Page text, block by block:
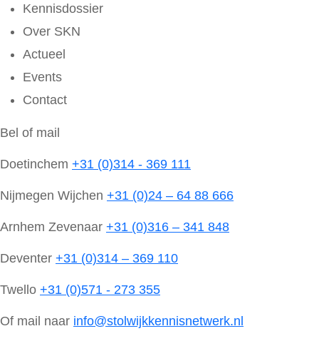
Kennisdossier
Over SKN
Actueel
Events
Contact
Bel of mail
Doetinchem +31 (0)314 - 369 111
Nijmegen Wijchen +31 (0)24 – 64 88 666
Arnhem Zevenaar +31 (0)316 – 341 848
Deventer +31 (0)314 – 369 110
Twello +31 (0)571 - 273 355
Of mail naar info@stolwijkkennisnetwerk.nl